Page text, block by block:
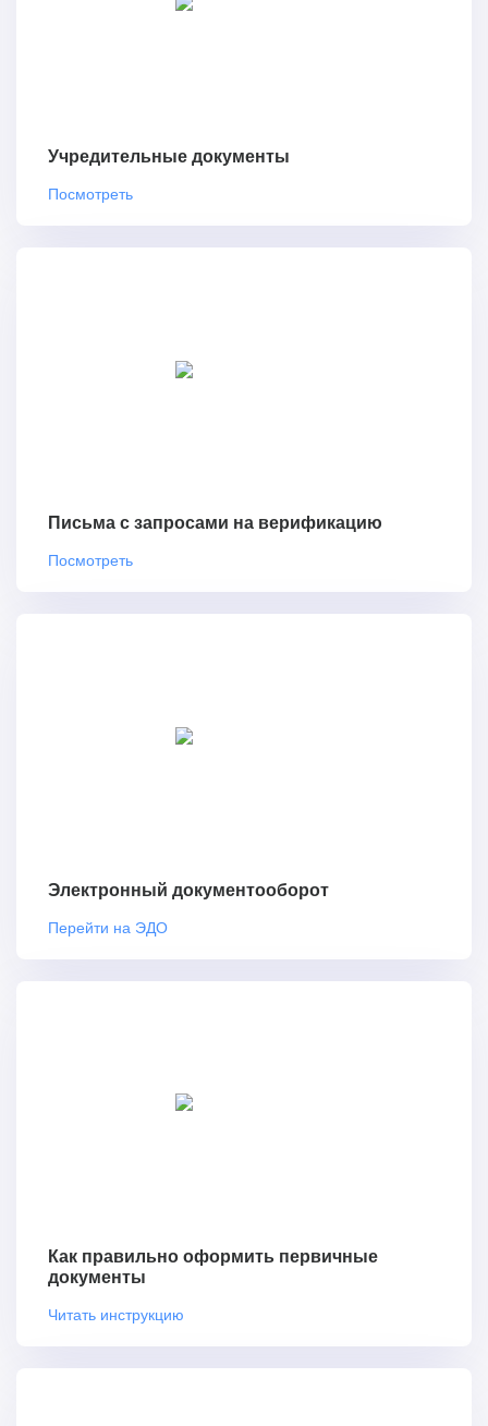
Учредительные документы
Посмотреть
Письма с запросами на верификацию
Посмотреть
Электронный документооборот
Перейти на ЭДО
Как правильно оформить первичные
документы
Читать инструкцию